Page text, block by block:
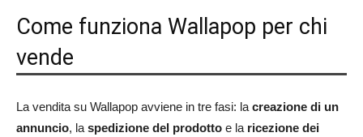
Come funziona Wallapop per chi
vende
La vendita su Wallapop avviene in tre fasi: la creazione di un
annuncio, la spedizione del prodotto e la ricezione dei